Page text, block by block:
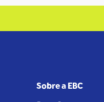
Sobre a EBC